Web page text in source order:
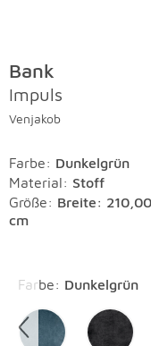
Bank
Impuls
Venjakob
Farbe: Dunkelgrün
Material: Stoff
Größe: Breite:
cm
Farbe: Dunkelgrün